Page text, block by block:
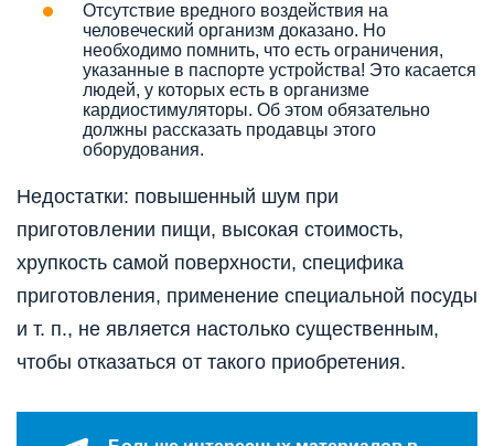
Отсутствие вредного воздействия на
человеческий организм доказано. Но
необходимо помнить, что есть ограничения,
указанные в паспорте устройства! Это касается
людей, у которых есть в организме
кардиостимуляторы. Об этом обязательно
должны рассказать продавцы этого
оборудования.
Недостатки: повышенный шум при
приготовлении пищи, высокая стоимость,
хрупкость самой поверхности, специфика
приготовления, применение специальной посуды
и т. п., не является настолько существенным,
чтобы отказаться от такого приобретения.